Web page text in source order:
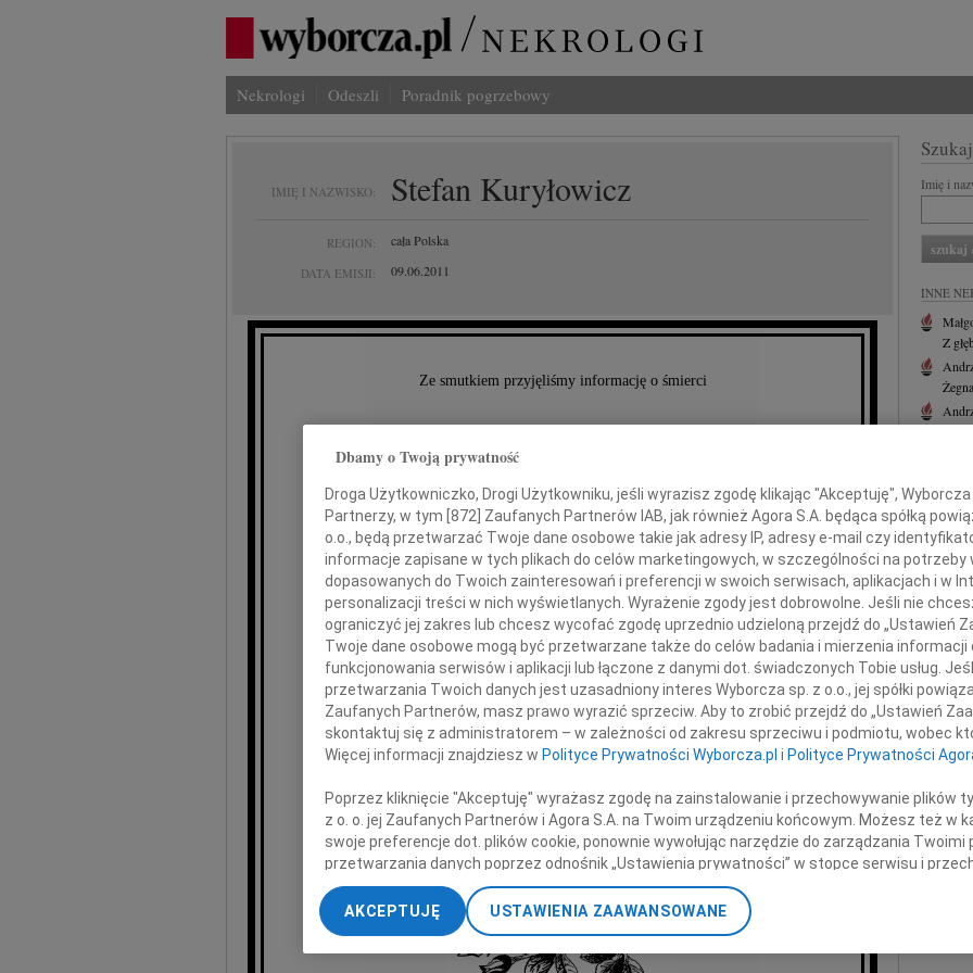
Nekrologi Odeszli Poradnik pogrzebowy
IMIĘ I NAZWISKO: Stefan Kuryłowicz
REGION: cała Polska
DATA EMISJI: 09.06.2011
Ze smutkiem przyjęliśmy informację o śmierci
profesora
Stefana Kuryłowicza
Rodzinie i Najbliższym
składamy
wyrazy głębokiego współczucia
HDI-Gerling i HDI Asekuracja
Imię i
INNE
Z
Z
Z
+
+
Dbamy o Twoją prywatność
Droga Użytkowniczko, Drogi Użytkowniku, jeśli wyrazisz zgodę klikając "Akceptuję",
Partnerzy, w tym [ 872 ] Zaufanych Partnerów IAB, jak również Agora S.A. będąca spółką
o.o., będą przetwarzać Twoje dane osobowe takie jak adresy IP, adresy e-mail czy
informacje zapisane w tych plikach do celów marketingowych, w szczególności na potrzeby
dopasowanych do Twoich zainteresowań i preferencji w swoich serwisach, aplikacjach i w
personalizacji treści w nich wyświetlanych. Wyrażenie zgody jest dobrowolne. Jeśli nie
ograniczyć jej zakres lub chcesz wycofać zgodę uprzednio udzieloną przejdź do „Ustawień
Twoje dane osobowe mogą być przetwarzane także do celów badania i mierzenia
funkcjonowania serwisów i aplikacji lub łączone z danymi dot. świadczonych Tobie usług.
przetwarzania Twoich danych jest uzasadniony interes Wyborcza sp. z o.o., jej spółki
Zaufanych Partnerów, masz prawo wyrazić sprzeciw. Aby to zrobić przejdź do „Ustawień
skontaktuj się z administratorem – w zależności od zakresu sprzeciwu i podmiotu, wobec
Więcej informacji znajdziesz w Polityce Prywatności Wyborcza.pl i Polityce Prywatności
Poprzez kliknięcie "Akceptuję" wyrażasz zgodę na zainstalowanie i przechowywanie plików
z o. o. jej Zaufanych Partnerów i Agora S.A. na Twoim urządzeniu końcowym. Możesz też w
swoje preferencje dot. plików cookie, ponownie wywołując narzędzie do zarządzania
przetwarzania danych poprzez odnośnik „Ustawienia prywatności” w stopce serwisu i
„Ustawienia zaawansowane”. Zmiana ustawień plików cookie możliwa jest także za pomocą
My, nasi Zaufani Partnerzy i Agora S.A. możemy przetwarzać dane osobowe w
dokładnych danych geolokalizacyjnych. Aktywne skanowanie charakterystyki urządzenia do
USTAWIENIA ZAAWANSOWANE
AKCEPTUJĘ